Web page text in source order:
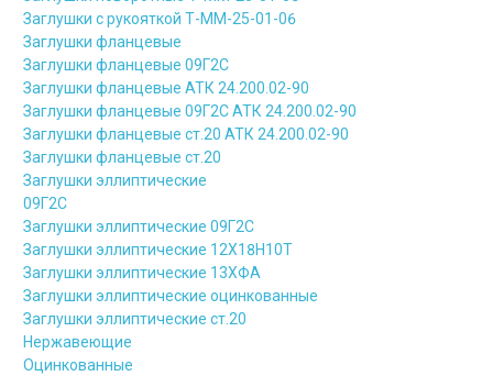
Заглушки с рукояткой Т-ММ-25-01-06
Заглушки фланцевые
Заглушки фланцевые 09Г2С
Заглушки фланцевые АТК 24.200.02-90
Заглушки фланцевые 09Г2С АТК 24.200.02-90
Заглушки фланцевые ст.20 АТК 24.200.02-90
Заглушки фланцевые ст.20
Заглушки эллиптические
09Г2С
Заглушки эллиптические 09Г2С
Заглушки эллиптические 12Х18Н10Т
Заглушки эллиптические 13ХФА
Заглушки эллиптические оцинкованные
Заглушки эллиптические ст.20
Нержавеющие
Оцинкованные